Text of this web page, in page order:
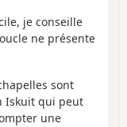
je conseille
ne présente
sont
Iskuit qui peut
une